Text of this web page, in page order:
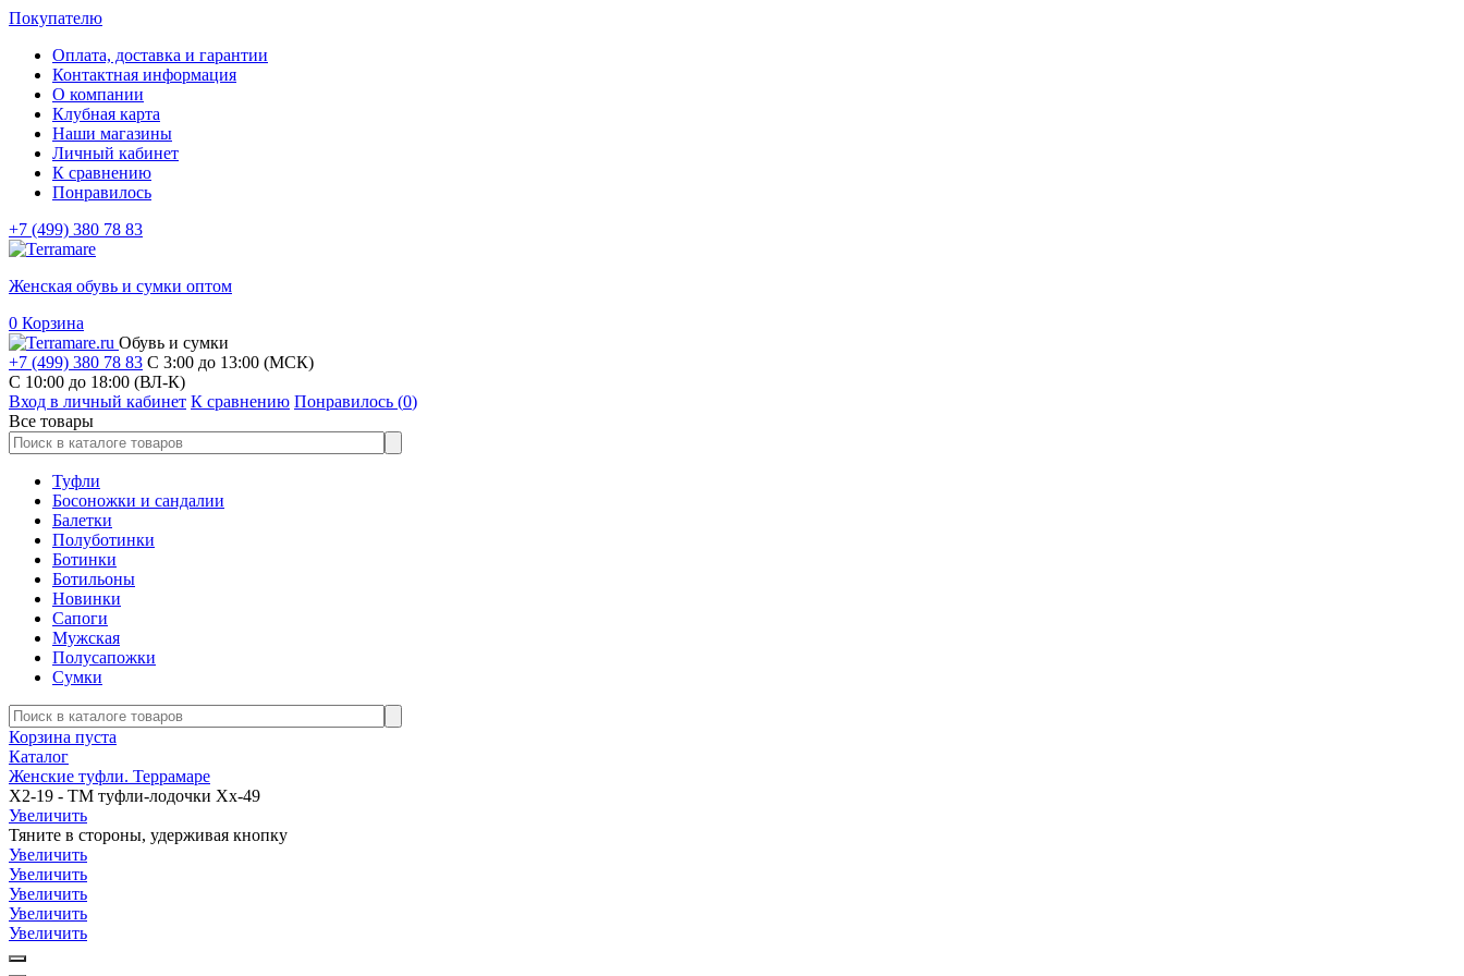
Покупателю
Оплата, доставка и гарантии
Контактная информация
О компании
Клубная карта
Наши магазины
Личный кабинет
К сравнению
Понравилось
+7 (499) 380 78 83
Женская обувь и сумки оптом
0 Корзина
Обувь и сумки
+7 (499) 380 78 83 С 3:00 до 13:00 (МСК)
C 10:00 до 18:00 (ВЛ-К)
Вход в личный кабинет К сравнению Понравилось (0)
Все товары
Туфли
Босоножки и сандалии
Балетки
Полуботинки
Ботинки
Ботильоны
Новинки
Сапоги
Мужская
Полусапожки
Сумки
Корзина пуста
Каталог
Женские туфли. Террамаре
Х2-19 - ТМ туфли-лодочки Хх-49
Увеличить
Тяните в стороны, удерживая кнопку
Увеличить
Увеличить
Увеличить
Увеличить
Увеличить